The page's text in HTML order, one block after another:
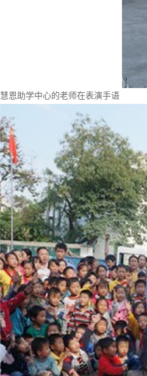
慧恩助学中心的老师在表演手语